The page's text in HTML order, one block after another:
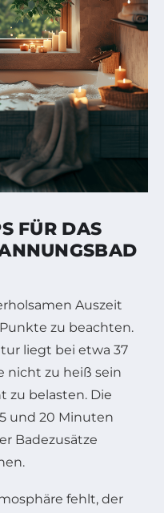
FÜR DAS
Auszeit
zu beachten.
liegt bei etwa 37
nicht zu heiß sein
zu belasten. Die
und 20 Minuten
Badezusätze
fehlt, der